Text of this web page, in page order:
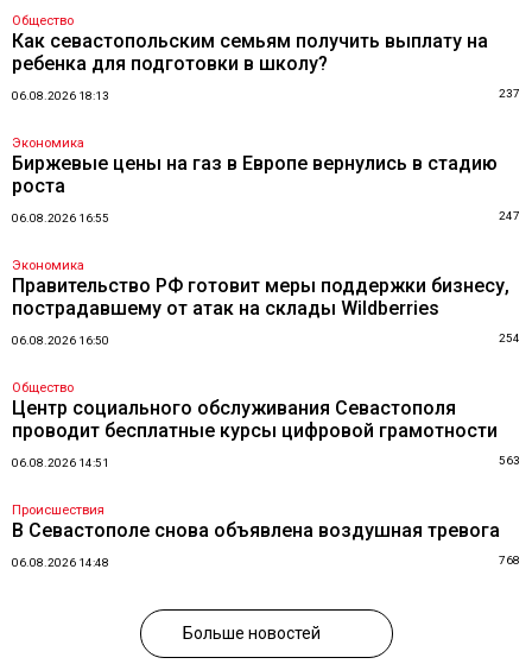
Общество
Как севастопольским семьям получить выплату на
ребенка для подготовки в школу?
06.08.2026 18:13 237
Экономика
Биржевые цены на газ в Европе вернулись в стадию
роста
06.08.2026 16:55 247
Экономика
Правительство РФ готовит меры поддержки бизнесу,
пострадавшему от атак на склады Wildberries
06.08.2026 16:50 254
Общество
Центр социального обслуживания Севастополя
проводит бесплатные курсы цифровой грамотности
06.08.2026 14:51 563
Происшествия
В Севастополе снова объявлена воздушная тревога
06.08.2026 14:48 768
Больше новостей